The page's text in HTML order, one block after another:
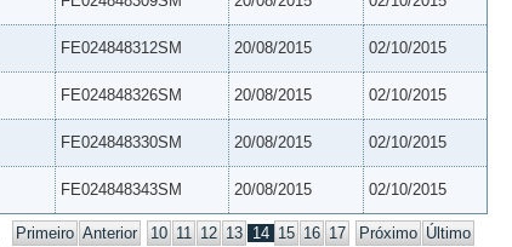
FE024848312SM 20/08/2015 02/10/2015
FE024848326SM 20/08/2015 02/10/2015
FE024848330SM 20/08/2015 02/10/2015
FE024848343SM 20/08/2015 02/10/2015
Primeiro Anterior 10 11 12 13 14 15 16 17 Próximo Último